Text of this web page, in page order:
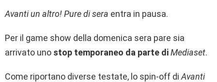
Avanti un altro! Pure di sera entra in pausa.
Per il game show della domenica sera pare sia
arrivato uno stop temporaneo da parte diMediaset.
Come riportano diverse testate, lo spin-off di Avanti